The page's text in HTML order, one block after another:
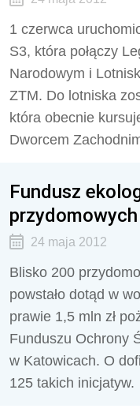
1 czerwca
S3, która połączy
Narodowym i
ZTM. Do lotniska
która obecnie
Dworcem
Fundusz
24 maja 2012
Blisko 200
powstało dotąd w
prawie 1,5 mln zł
Funduszu Ochrony
w Katowicach. O
125 takich inicjatyw.